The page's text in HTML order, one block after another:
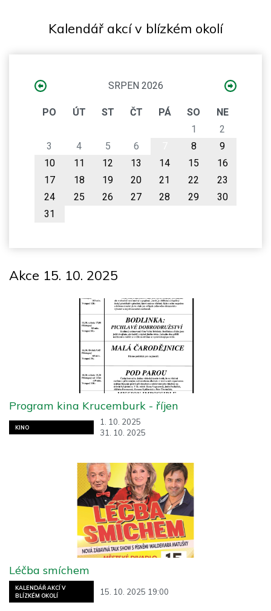
Kalendář akcí v blízkém okolí
SRPEN 2026
PO ÚT ST ČT PÁ SO
NE
1
2
3
4 5 6 8
9
10
11 12 13 14 15
16
17
18 19 20 21 22
23
24
25 26 27 28 29
30
31
Akce 15. 10. 2025
KINO
1. 10. 2025
31. 10. 2025
Program kina Krucemburk - říjen
KALENDÁŘ AKCÍ V
BLÍZKÉM OKOLÍ
15. 10. 2025 19:00
Léčba smíchem